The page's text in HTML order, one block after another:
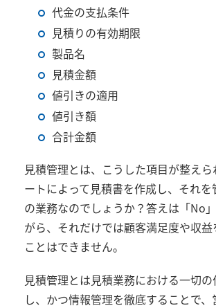
代金の支払条件
見積りの有効期限
製品名
見積金額
値引きの適用
値引き額
合計金額
見積管理とは、こうした項目が整え
ートによって見積書を作成し、それを
の業務なのでしょうか？答えは「No
がら、それだけでは顧客満足度や収益
ことはできません。
見積管理とは見積業務における一切
し、かつ情報管理を徹底することで、